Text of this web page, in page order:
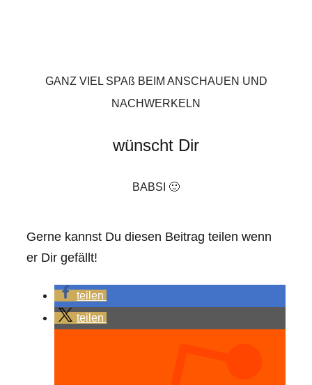
GANZ VIEL SPAß BEIM ANSCHAUEN UND
NACHWERKELN
wünscht Dir
BABSI 🙂
Gerne kannst Du diesen Beitrag teilen wenn
er Dir gefällt!
teilen
teilen